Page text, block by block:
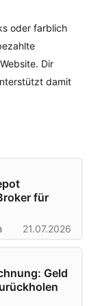
oder farblich
Dir
damit
für
21.07.2026
Geld